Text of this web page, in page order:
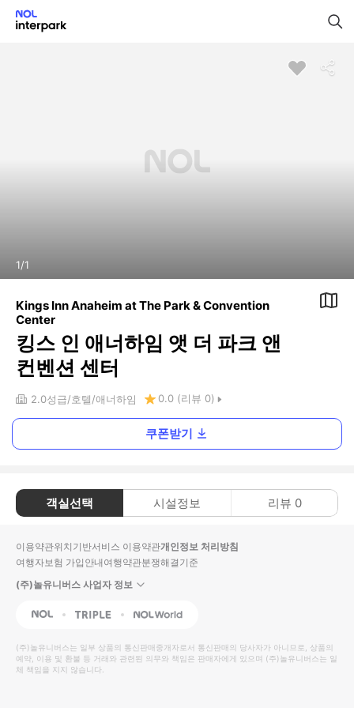
1/1
Kings Inn Anaheim at The Park & Convention
Center
킹스 인 애너하임 앳 더 파크 앤
컨벤션 센터
2.0성급 호텔 애너하임 0.0 (리뷰 0)
쿠폰받기
객실선택 시설정보 리뷰 0
이용약관위치기반서비스 이용약관개인정보 처리방침
여행자보험 가입안내여행약관분쟁해결기준
(주)놀유니버스 사업자 정보
NOL Triple Interpark Global
(주)놀유니버스는 일부 상품의 통신판매중개자로서 통신판매의 당사자가 아니므로, 상품의
예약, 이용 및 환불 등 거래와 관련된 의무와 책임은 판매자에게 있으며 (주)놀유니버스는 일
체 책임을 지지 않습니다.